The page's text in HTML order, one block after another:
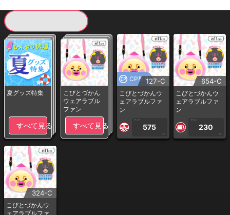
夏グッズ特集
すべて見る
こびとづかん
ウェアラブル
ファン
すべて見る
CP専用127-C
こびとづかんウ
ェアラブルファ
ン
1PLAY
575
CP
654-C
こびとづかんウ
ェアラブルファ
ン
1PLAY
230
CP
324-C
こびとづかんウ
ェアラブルファ